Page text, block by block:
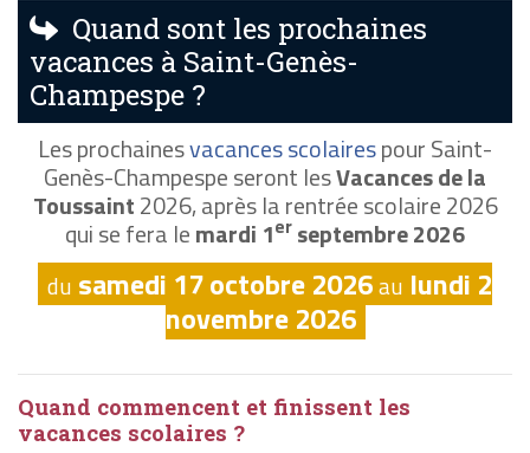
Quand sont les prochaines
vacances à Saint-Genès-
Champespe ?
Les prochainesvacances scolairespour Saint-
Genès-Champespe seront lesVacances de la
Toussaint2026, après la rentrée scolaire 2026
qui se fera lemardi 1er septembre 2026
du samedi 17 octobre 2026au lundi 2
novembre 2026
Quand commencent et finissent les
vacances scolaires ?